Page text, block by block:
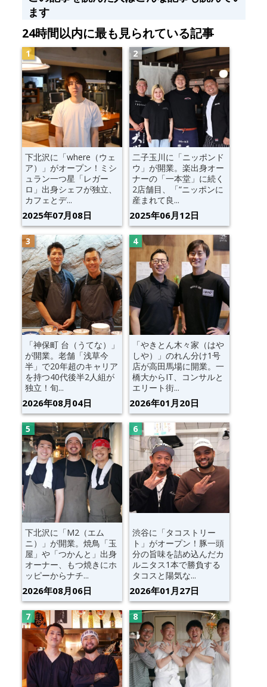
ます
24時間以内に最も見られている記事
下北沢に「where（ウェ
ア）」がオープン！ミシ
ュラン一つ星「レガー
ロ」出身シェフが独立、
カフェとデ...
2025年07月08日
二子玉川に「ニッポンド
ウ」が開業。楽出身オー
ナーの「一本堂」に続く
2店舗目、「“ニッポンに
産まれて良...
2025年06月12日
「神保町 台（うてな）」
が開業。老舗「浅草今
半」で20年超のキャリア
を持つ40代後半2人組が
独立！旬...
2026年08月04日
「やきとん木々家（はや
しや）」のれん分け1号
店が高田馬場に開業。一
橋大からIT、コンサルと
エリート街...
2026年01月20日
下北沢に「M2（エム
ニ）」が開業。焼鳥「玉
屋」や「つかんと」出身
オーナー、もつ焼きにホ
ッピーからナチ...
2026年08月06日
渋谷に「タコストリー
ト」がオープン！豚一頭
分の旨味を詰め込んだカ
ルニタス1本で勝負する
タコスと陽気な...
2026年01月27日